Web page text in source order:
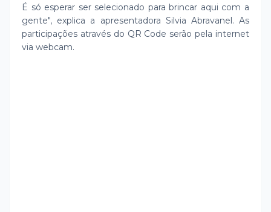
É só esperar ser selecionado para brincar aqui com a
gente", explica a apresentadora Silvia Abravanel. As
participações através do QR Code serão pela internet
via webcam.